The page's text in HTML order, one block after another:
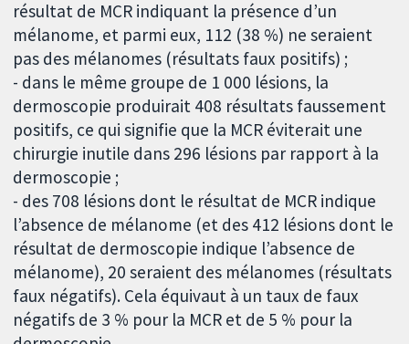
résultat de MCR indiquant la présence d’un
mélanome, et parmi eux, 112 (38 %) ne seraient
pas des mélanomes (résultats faux positifs) ;
- dans le même groupe de 1 000 lésions, la
dermoscopie produirait 408 résultats faussement
positifs, ce qui signifie que la MCR éviterait une
chirurgie inutile dans 296 lésions par rapport à la
dermoscopie ;
- des 708 lésions dont le résultat de MCR indique
l’absence de mélanome (et des 412 lésions dont le
résultat de dermoscopie indique l’absence de
mélanome), 20 seraient des mélanomes (résultats
faux négatifs). Cela équivaut à un taux de faux
négatifs de 3 % pour la MCR et de 5 % pour la